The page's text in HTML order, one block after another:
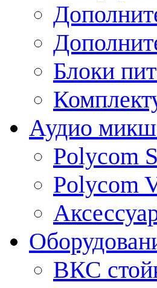
Блоки
Аудио
Polycom
Polycom
ВКС